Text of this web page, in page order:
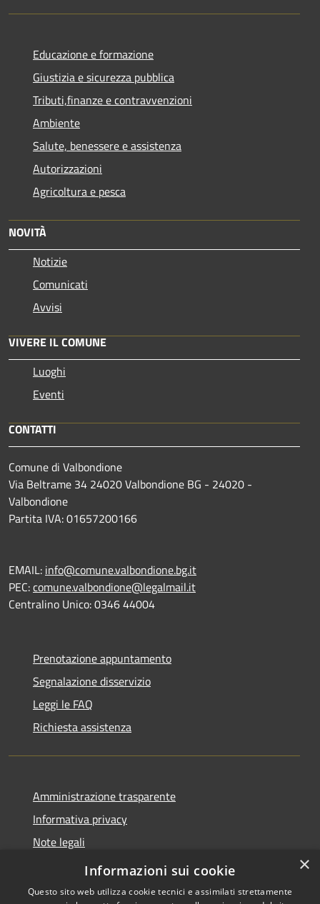
Educazione e formazione
Giustizia e sicurezza pubblica
Tributi,finanze e contravvenzioni
Ambiente
Salute, benessere e assistenza
Autorizzazioni
Agricoltura e pesca
NOVITÀ
Notizie
Comunicati
Avvisi
VIVERE IL COMUNE
Luoghi
Eventi
CONTATTI
Comune di Valbondione
Via Beltrame 34 24020 Valbondione BG - 24020 -
Valbondione
Partita IVA: 01657200166
EMAIL: info@comune.valbondione.bg.it
PEC:comune.valbondione@legalmail.it
Centralino Unico: 0346 44004
Prenotazione appuntamento
Segnalazione disservizio
Leggi le FAQ
Richiesta assistenza
Amministrazione trasparente
Informativa privacy
Note legali
Dichiarazione di accessibilità
×
Informazioni sui cookie
Questo sito web utilizza cookie tecnici e assimilati strettamente